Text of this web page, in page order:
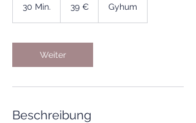
30 Min.
i
n
39 € Gyhum
Weiter
Beschreibung